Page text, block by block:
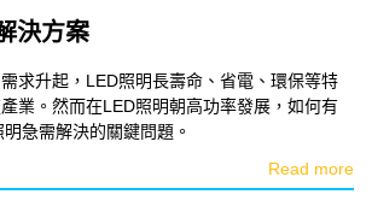
決方案
求升起，LED照明長壽命、省電、環保等特
業。然而在LED照明朝高功率發展，如何有
急需解決的關鍵問題。
Read more